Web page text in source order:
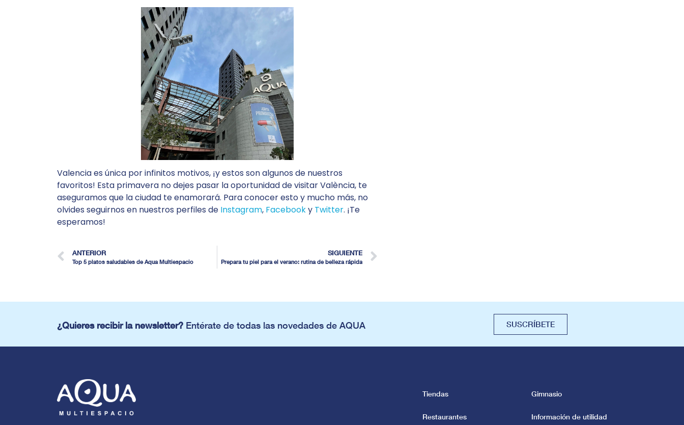
Valencia es única por infinitos motivos, ¡y estos son algunos de nuestros
favoritos! Esta primavera no dejes pasar la oportunidad de visitar València, te
aseguramos que la ciudad te enamorará. Para conocer esto y mucho más, no
olvides seguirnos en nuestros perfiles de Instagram, Facebooky Twitter. ¡Te
esperamos!
ANTERIOR
Top 5 platos saludables de Aqua Multiespacio
SIGUIENTE
Prepara tu piel para el verano: rutina de belleza rápida
¿Quieres recibir la newsletter? Entérate de todas las novedades de AQUA SUSCRÍBETE
Tiendas
Restaurantes
Gimnasio
Información de utilidad